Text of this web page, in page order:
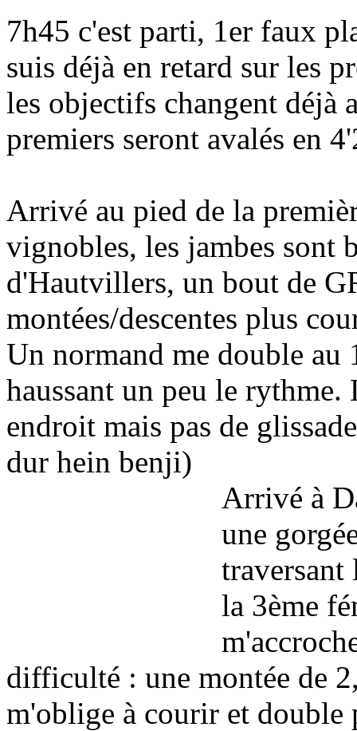
7h45 c'est parti, 1er faux
suis déjà en retard sur les
les objectifs changent déjà
premiers seront avalés en
Arrivé au pied de la
vignobles, les jambes sont
d'Hautvillers, un bout de
montées/descentes plus
Un normand me double au
haussant un peu le rythme.
endroit mais pas de
dur hein benji)
Arrivé à
une
la 3ème
difficulté : une montée de
m'oblige à courir et double